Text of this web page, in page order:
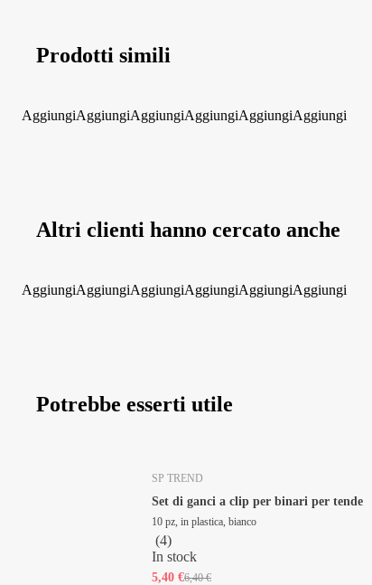
Prodotti simili
AggiungiAggiungiAggiungiAggiungiAggiungiAggiungi
Altri clienti hanno cercato anche
AggiungiAggiungiAggiungiAggiungiAggiungiAggiungi
Potrebbe esserti utile
SP TREND
Set di ganci a clip per binari per tende
10 pz, in plastica, bianco
(4)
In stock
5,40 €6,40 €